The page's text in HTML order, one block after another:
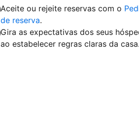
Aceite ou rejeite reservas com o
de reserva.
Gira as expectativas dos seus
ao estabelecer regras claras da casa.